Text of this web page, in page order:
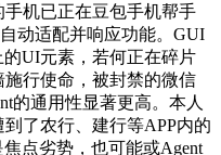
机已正在豆包手机帮手
动适配并响应功能。GUI
UI元素，若何正在碎片
行使命，被封禁的微信
的通用性显著更高。本人
了农行、建行等APP内的
点劣势，也可能或Agent